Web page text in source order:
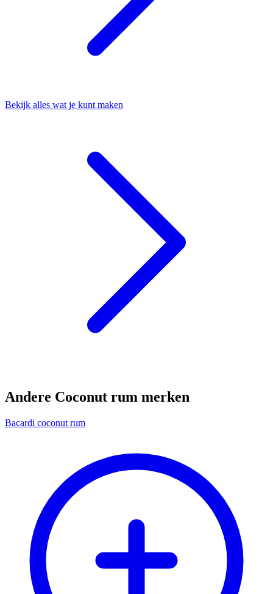
Bekijk alles wat je kunt maken
Andere Coconut rum merken
Bacardi coconut rum